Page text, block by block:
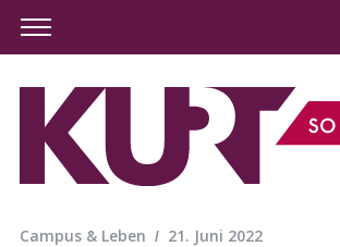
Campus & Leben 21. Juni 2022